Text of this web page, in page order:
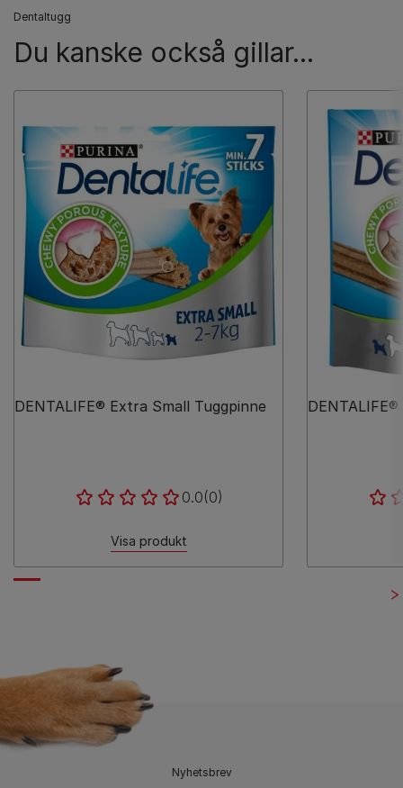
Dentaltugg
Du kanske också gillar...
DENTALIFE® Extra Small Tuggpinne
0.0(0)
Visa produkt
Nyhetsbrev​